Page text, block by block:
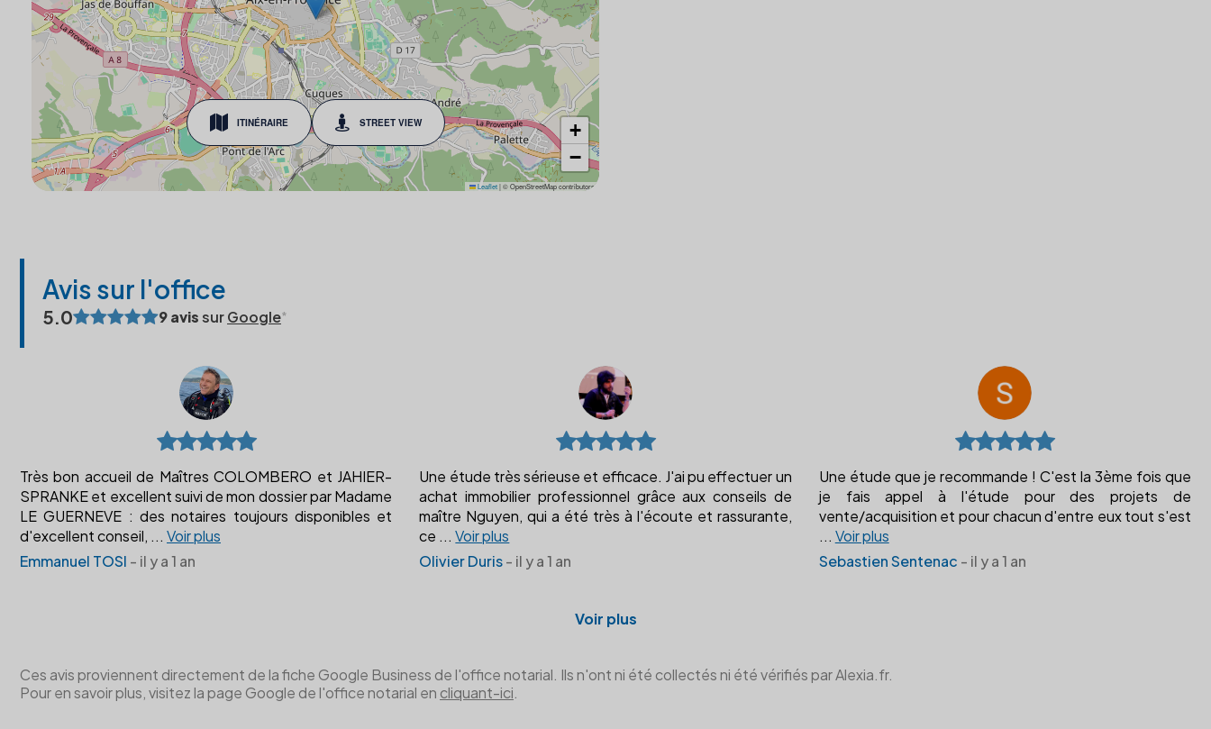
ITINÉRAIRE STREET VIEW
+
−
Leaflet |© OpenStreetMap contributors
Avis sur l'office
5.0 9 avissurGoogle
Très bon accueil de Maîtres COLOMBERO et JAHIER-
SPRANKE et excellent suivi de mon dossier par Madame
LE GUERNEVE : des notaires toujours disponibles et
d'excellent conseil, ... Voir plus
Emmanuel TOSI - il y a 1 an
Une étude très sérieuse et efficace. J'ai pu effectuer un
achat immobilier professionnel grâce aux conseils de
maître Nguyen, qui a été très à l'écoute et rassurante,
ce ...Voir plus
Olivier Duris- il y a 1 an
Une étude que je recommande ! C'est la 3ème fois que
je fais appel à l'étude pour des projets de
vente/acquisition et pour chacun d'entre eux tout s'est
... Voir plus
Sebastien Sentenac - il y a 1 an
Voir plus
Ces avis proviennent directement de la fiche Google Business de l'office notarial. Ils n'ont ni été collectés ni été vérifiés par Alexia.fr.
Pour en savoir plus, visitez la page Google de l'office notarial en cliquant-ici.